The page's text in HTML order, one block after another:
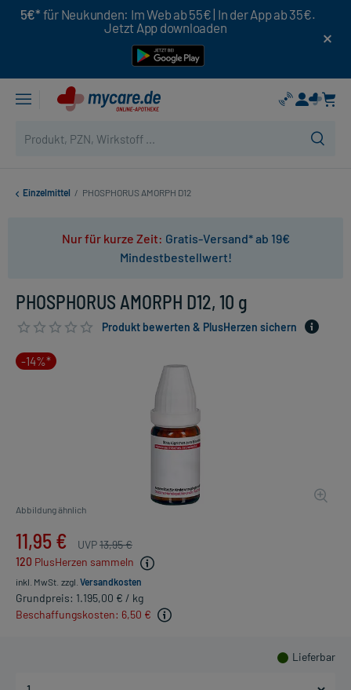
5€* für Neukunden: Im Web ab 55€ | In der App ab 35€.
Jetzt App downloaden
Einzelmittel / PHOSPHORUS AMORPH D12
Nur für kurze Zeit: Gratis-Versand* ab 19€
Mindestbestellwert!
PHOSPHORUS AMORPH D12, 10 g
Produkt bewerten & PlusHerzen sichern
-14%*
Abbildung ähnlich
11,95 € UVP13,95 €
120 PlusHerzen sammeln
inkl. MwSt. zzgl. Versandkosten
Grundpreis: 1.195,00 € / kg
Beschaffungskosten: 6,50 €
Lieferbar